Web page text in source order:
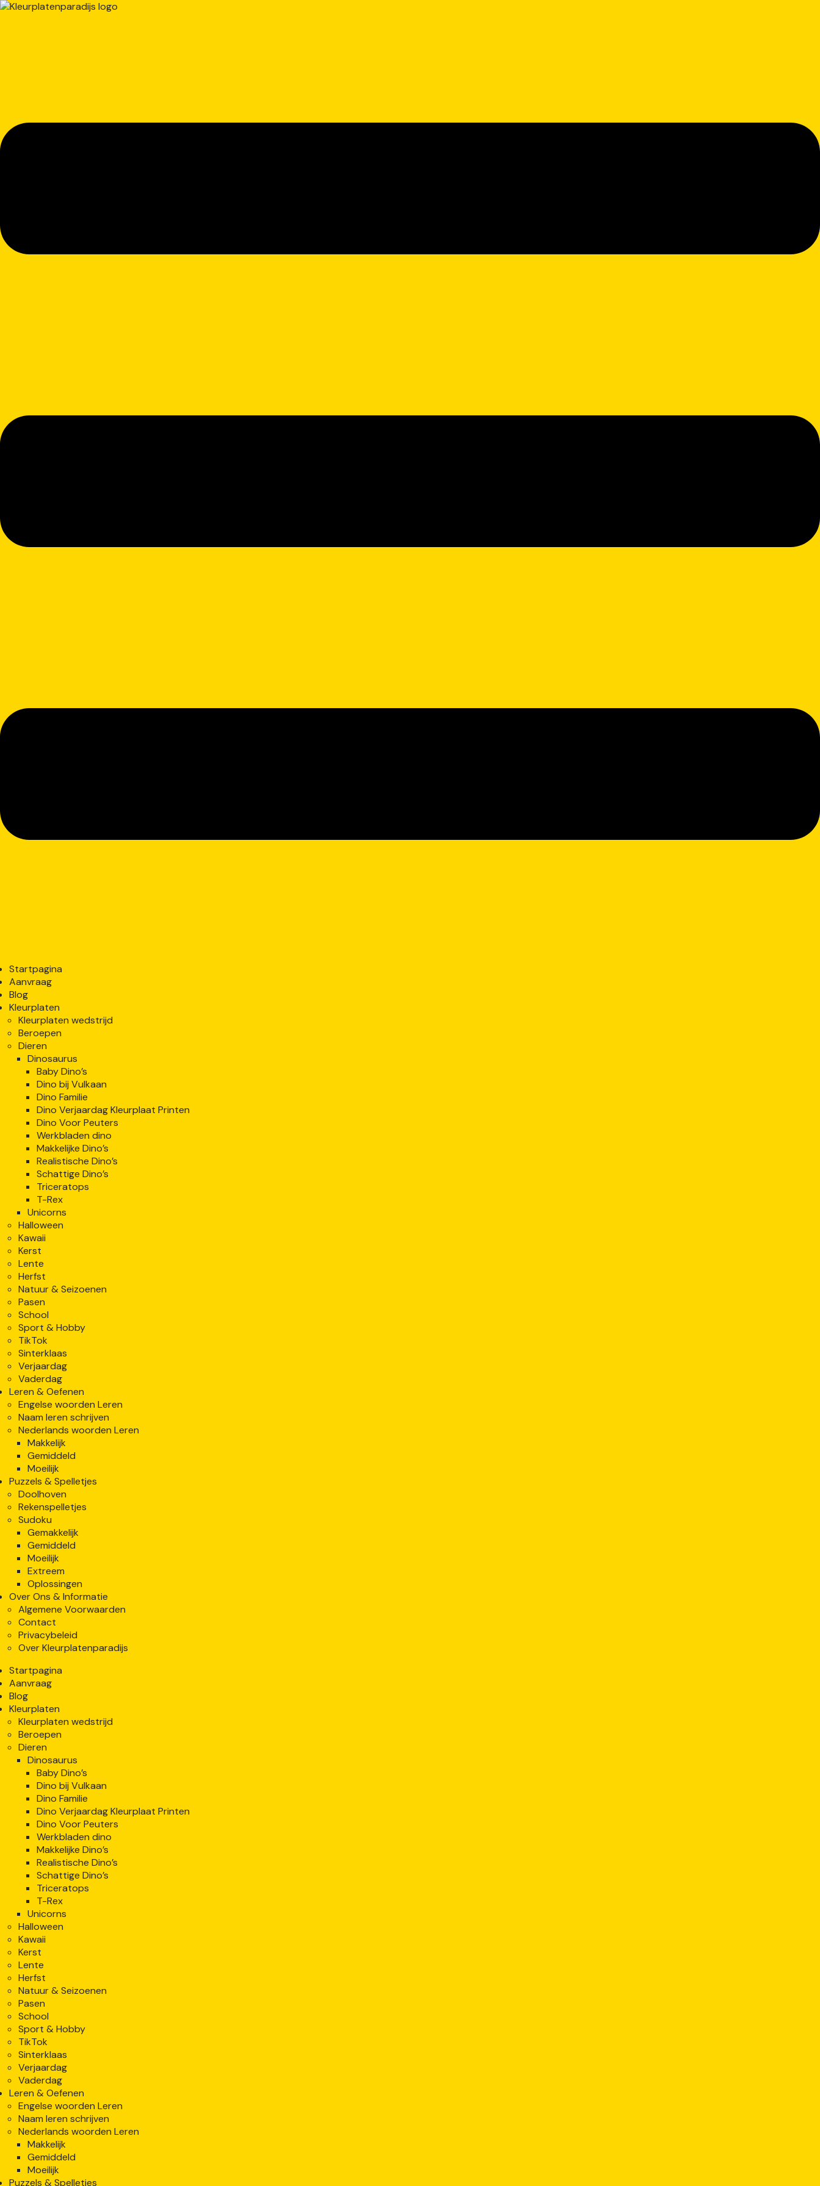
Startpagina
Aanvraag
Blog
Kleurplaten
Kleurplaten wedstrijd
Beroepen
Dieren
Dinosaurus
Baby Dino’s
Dino bij Vulkaan
Dino Familie
Dino Verjaardag Kleurplaat Printen
Dino Voor Peuters
Werkbladen dino
Makkelijke Dino’s
Realistische Dino’s
Schattige Dino’s
Triceratops
T-Rex
Unicorns
Halloween
Kawaii
Kerst
Lente
Herfst
Natuur & Seizoenen
Pasen
School
Sport & Hobby
TikTok
Sinterklaas
Verjaardag
Vaderdag
Leren & Oefenen
Engelse woorden Leren
Naam leren schrijven
Nederlands woorden Leren
Makkelijk
Gemiddeld
Moeilijk
Puzzels & Spelletjes
Doolhoven
Rekenspelletjes
Sudoku
Gemakkelijk
Gemiddeld
Moeilijk
Extreem
Oplossingen
Over Ons & Informatie
Algemene Voorwaarden
Contact
Privacybeleid
Over Kleurplatenparadijs
Startpagina
Aanvraag
Blog
Kleurplaten
Kleurplaten wedstrijd
Beroepen
Dieren
Dinosaurus
Baby Dino’s
Dino bij Vulkaan
Dino Familie
Dino Verjaardag Kleurplaat Printen
Dino Voor Peuters
Werkbladen dino
Makkelijke Dino’s
Realistische Dino’s
Schattige Dino’s
Triceratops
T-Rex
Unicorns
Halloween
Kawaii
Kerst
Lente
Herfst
Natuur & Seizoenen
Pasen
School
Sport & Hobby
TikTok
Sinterklaas
Verjaardag
Vaderdag
Leren & Oefenen
Engelse woorden Leren
Naam leren schrijven
Nederlands woorden Leren
Makkelijk
Gemiddeld
Moeilijk
Puzzels & Spelletjes